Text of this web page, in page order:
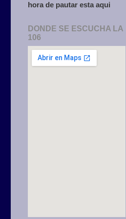
hora de pautar esta aqui
DONDE SE ESCUCHA LA
106